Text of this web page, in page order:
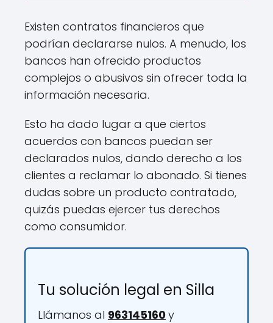
Existen contratos financieros que
podrían declararse nulos. A menudo, los
bancos han ofrecido productos
complejos o abusivos sin ofrecer toda la
información necesaria.
Esto ha dado lugar a que ciertos
acuerdos con bancos puedan ser
declarados nulos, dando derecho a los
clientes a reclamar lo abonado. Si tienes
dudas sobre un producto contratado,
quizás puedas ejercer tus derechos
como consumidor.
Tu solución legal en Silla
Llámanos al 963145160y